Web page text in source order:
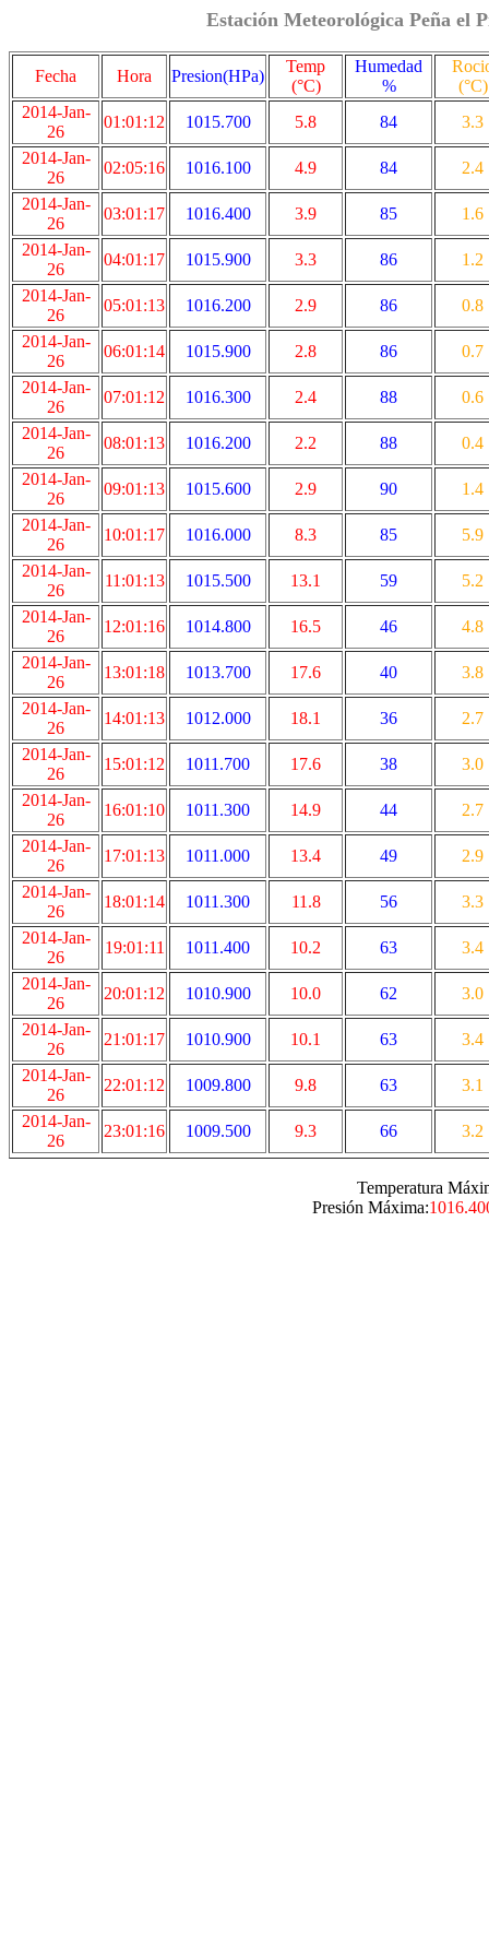
Estación Meteorológica Peña el
Fecha Hora Presion(HPa)
Temp
(°C)
Humedad
%
(°C)
2014-Jan-
26
01:01:12 1015.700 5.8 84
3.3
2014-Jan-
26
02:05:16 1016.100 4.9 84
2.4
2014-Jan-
26
03:01:17 1016.400 3.9 85
1.6
2014-Jan-
26
04:01:17 1015.900 3.3 86
1.2
2014-Jan-
26
05:01:13 1016.200 2.9 86
0.8
2014-Jan-
26
06:01:14 1015.900 2.8 86
0.7
2014-Jan-
26
07:01:12 1016.300 2.4 88
0.6
2014-Jan-
26
08:01:13 1016.200 2.2 88
0.4
2014-Jan-
26
09:01:13 1015.600 2.9 90
1.4
2014-Jan-
26
10:01:17 1016.000 8.3 85
5.9
2014-Jan-
26
11:01:13 1015.500 13.1 59
5.2
2014-Jan-
26
12:01:16 1014.800 16.5 46
4.8
2014-Jan-
26
13:01:18 1013.700 17.6 40
3.8
2014-Jan-
26
14:01:13 1012.000 18.1 36
2.7
2014-Jan-
26
15:01:12 1011.700 17.6 38
3.0
2014-Jan-
26
16:01:10 1011.300 14.9 44
2.7
2014-Jan-
26
17:01:13 1011.000 13.4 49
2.9
2014-Jan-
26
18:01:14 1011.300 11.8 56
3.3
2014-Jan-
26
19:01:11 1011.400 10.2 63
3.4
2014-Jan-
26
20:01:12 1010.900 10.0 62
3.0
2014-Jan-
26
21:01:17 1010.900 10.1 63
3.4
2014-Jan-
26
22:01:12 1009.800 9.8 63
3.1
2014-Jan-
26
23:01:16 1009.500 9.3 66 3.2
Temperatura
Presión Máxima: